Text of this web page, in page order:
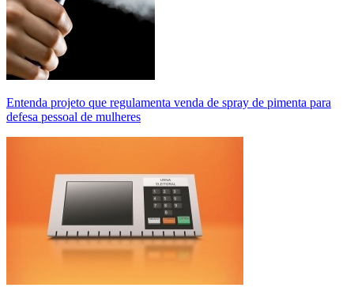
Entenda projeto que regulamenta venda de spray de pimenta para
defesa pessoal de mulheres